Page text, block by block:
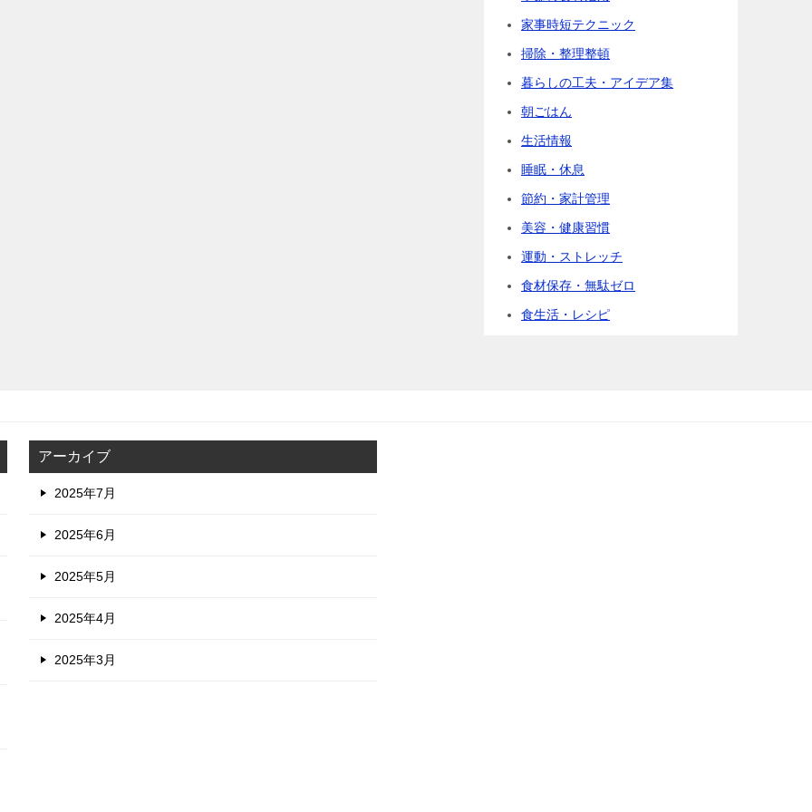
家事時短テクニック
掃除・整理整頓
暮らしの工夫・アイデア集
朝ごはん
生活情報
睡眠・休息
節約・家計管理
美容・健康習慣
運動・ストレッチ
食材保存・無駄ゼロ
食生活・レシピ
アーカイブ
2025年7月
2025年6月
2025年5月
2025年4月
2025年3月